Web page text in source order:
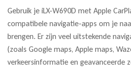
Gebruik je iLX-W690D met Apple
compatibele navigatie-apps om je
brengen. Er zijn veel uitstekende
(zoals Google maps, Apple maps,
verkeersinformatie en geavanceerde